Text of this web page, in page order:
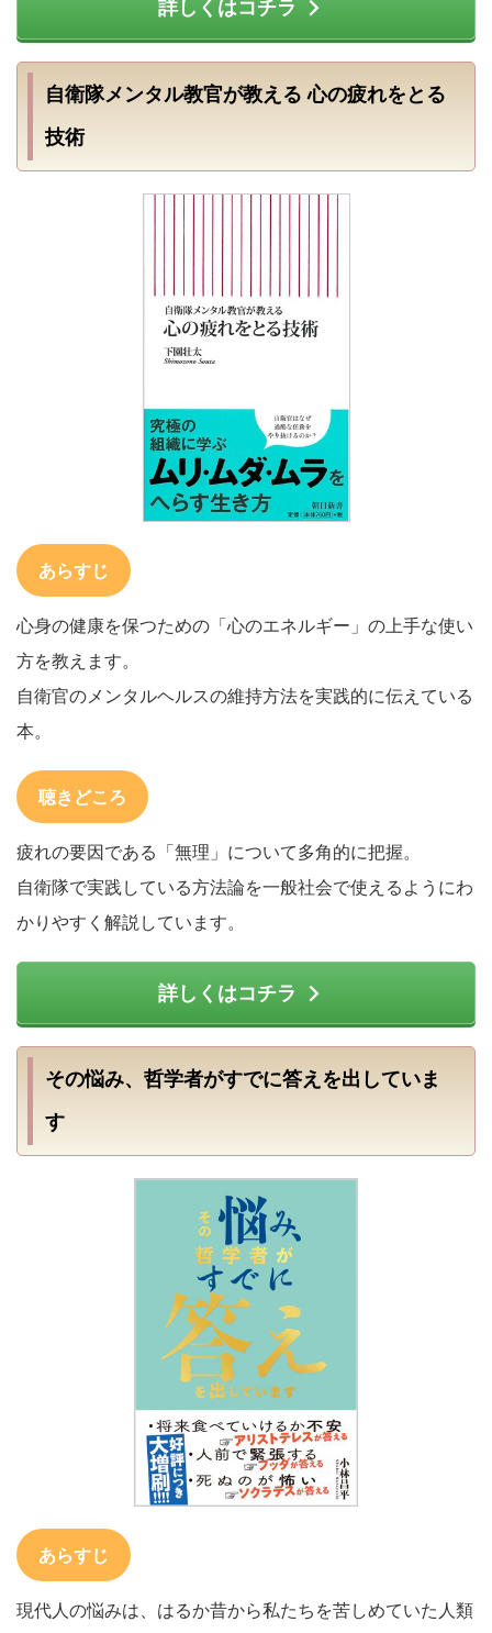
詳しくはコチラ
自衛隊メンタル教官が教える 心の疲れをとる
技術
あらすじ
心身の健康を保つための「心のエネルギー」の上手な使い
方を教えます。
自衛官のメンタルヘルスの維持方法を実践的に伝えている
本。
聴きどころ
疲れの要因である「無理」について多角的に把握。
自衛隊で実践している方法論を一般社会で使えるようにわ
かりやすく解説しています。
詳しくはコチラ
その悩み、哲学者がすでに答えを出していま
す
あらすじ
現代人の悩みは、はるか昔から私たちを苦しめていた人類